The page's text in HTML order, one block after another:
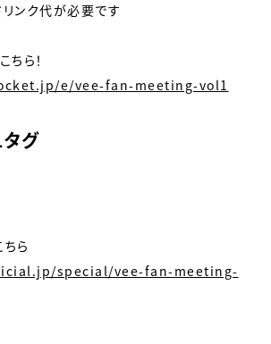
ンク代が必要です
ら！
e/vee-fan-meeting-vol1
グ
ら
special/vee-fan-meeting-